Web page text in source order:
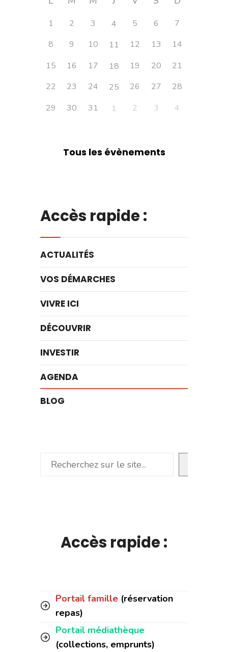
1 2 3 4 5 6
7
8
9 10 11 12 13
14
15
16 17 18 19 20
21
22
23 24 25 26 27
28
29
30 31 1 2 3 4
Tous les évènements
Accès rapide :
ACTUALITÉS
VOS DÉMARCHES
VIVRE ICI
DÉCOUVRIR
INVESTIR
AGENDA
BLOG
Rechercher
Accès rapide :
Portail famille (réservation
repas)
Portail médiathèque
(collections, emprunts)